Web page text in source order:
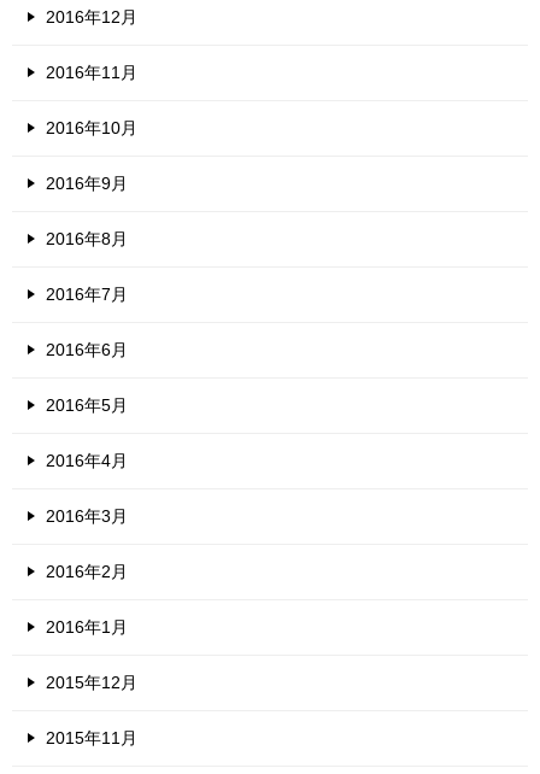
2016年12月
2016年11月
2016年10月
2016年9月
2016年8月
2016年7月
2016年6月
2016年5月
2016年4月
2016年3月
2016年2月
2016年1月
2015年12月
2015年11月